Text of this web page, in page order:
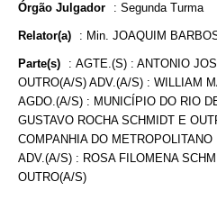
Órgão Julgador : Segunda Turma
Relator(a) : Min. JOAQUIM
Parte(s) : AGTE.(S) : ANTONIO
OUTRO(A/S) ADV.(A/S) : WILLIAM
AGDO.(A/S) : MUNICÍPIO DO RIO
GUSTAVO ROCHA SCHMIDT E
COMPANHIA DO
ADV.(A/S) : ROSA FILOMENA
OUTRO(A/S)